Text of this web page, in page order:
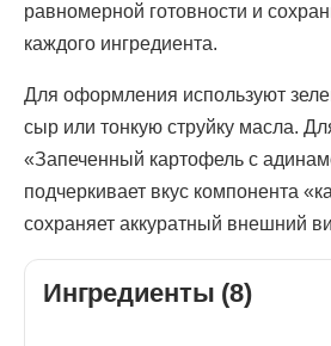
равномерной готовности и
каждого ингредиента.
Для оформления используют
сыр или тонкую струйку масла.
«Запеченный картофель с
подчеркивает вкус компонента
сохраняет аккуратный внешний
Ингредиенты (8)